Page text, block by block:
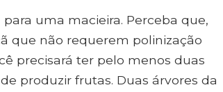
uma macieira. Perceba que,
que não requerem polinização
precisará ter pelo menos duas
produzir frutas. Duas árvores da